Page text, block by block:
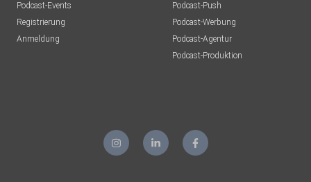
Podcast-Events
Registrierung
Anmeldung
Podcast-Push
Podcast-Werbung
Podcast-Agentur
Podcast-Produktion